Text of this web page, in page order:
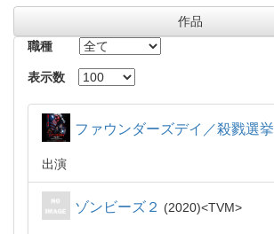
作品
職種
表示数
ファウンダーズデイ／殺戮選挙
出演
ゾンビーズ２ 2020 TVM